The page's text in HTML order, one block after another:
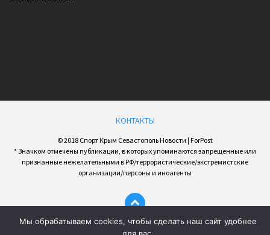
КОНТАКТЫ
© 2018 Спорт Крым Севастополь Новости | ForPost
* Значком отмечены публикации, в которых упоминаются запрещенные или
признанные нежелательными в РФ/террористические/экстремистские
организации/персоны и иноагенты
Мы обрабатываем cookies, чтобы сделать наш сайт удобнее